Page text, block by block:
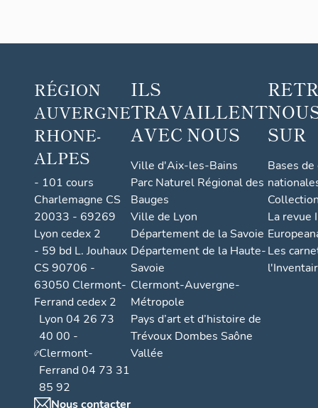
RÉGION
AUVERGNE
RHONE-
ALPES
- 101 cours
Charlemagne CS
20033 - 69269
Lyon cedex 2
- 59 bd L. Jouhaux
CS 90706 -
63050 Clermont-
Ferrand cedex 2
Lyon 04 26 73
40 00 -
Clermont-
Ferrand 04 73 31
85 92
Nous contacter
ILS
TRAVAILLENT
AVEC NOUS
Ville d'Aix-les-Bains
Parc Naturel Régional des
Bauges
Ville de Lyon
Département de la Savoie
Département de la Haute-
Savoie
Clermont-Auvergne-
Métropole
Pays d’art et d’histoire de
Trévoux Dombes Saône
Vallée
SUR
Bases
La revue
Les